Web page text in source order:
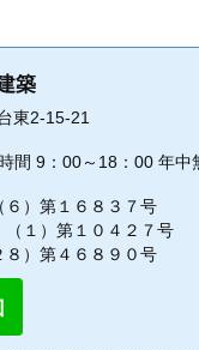
築
東2-15-21
間 9：00～18：00 年中
）第１６８３７号
１）第１０４２７号
）第４６８９０号